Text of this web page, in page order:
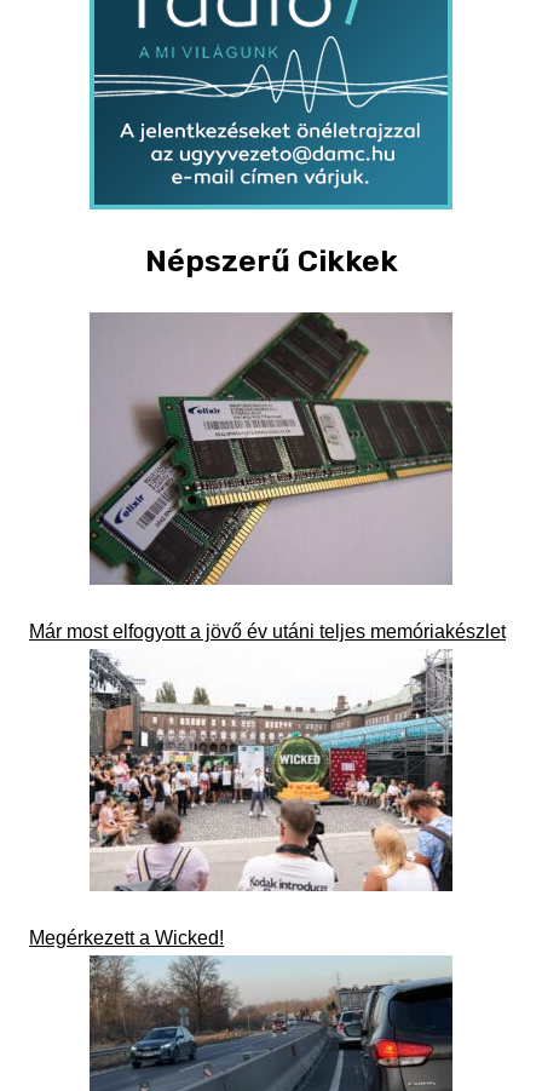
Népszerű Cikkek
Már most elfogyott a jövő év utáni teljes memóriakészlet
Megérkezett a Wicked!